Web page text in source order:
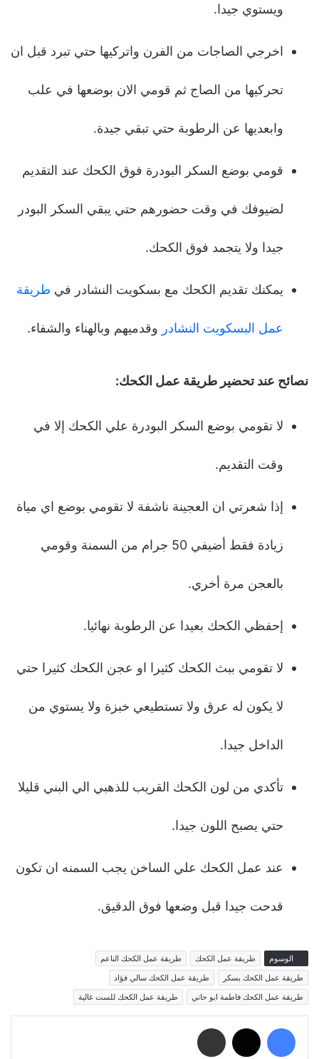
ويستوي جيدا.
اخرجي الصاجات من الفرن واتركيها حتي تبرد قبل ان
تحركيها من الصاج ثم قومي الان بوضعها في علب
وابعديها عن الرطوبة حتي تبقي جيدة.
قومي بوضع السكر البودرة فوق الكحك عند التقديم
لضيوفك في وقت حضورهم حتي يبقي السكر البودر
جيدا ولا يتجمد فوق الكحك.
يمكنك تقديم الكحك مع بسكويت النشادر في طريقة
عمل البسكويت النشادر وقدميهم وبالهناء والشفاء.
نصائح عند تحضير طريقة عمل الكحك:
لا تقومي بوضع السكر البودرة علي الكحك إلا في
وقت التقديم.
إذا شعرتي ان العجينة ناشفة لا تقومي بوضع اي مياة
زيادة فقط أضيفي 50 جرام من السمنة وقومي
بالعجن مرة أخري.
إحفظي الكحك بعيدا عن الرطوبة نهائيا.
لا تقومي ببث الكحك كثيرا او عجن الكحك كثيرا حتي
لا يكون له عرق ولا تستطيعي خبزة ولا يستوي من
الداخل جيدا.
تأكدي من لون الكحك القريب للذهبي الي البني قليلا
حتي يصبح اللون جيدا.
عند عمل الكحك علي الساخن يجب السمنه ان تكون
قدحت جيدا قبل وضعها فوق الدقيق.
الوسوم طريقة عمل الكحك
طريقة عمل الكحك الناعم
طريقة عمل الكحك بسكر
طريقة عمل الكحك سالي فؤاد
طريقة عمل الكحك فاطمة ابو حاتي
طريقة عمل الكحك للست غالية
فيسبوك